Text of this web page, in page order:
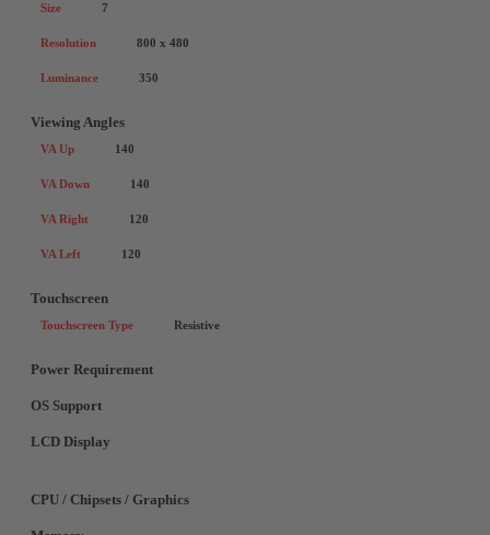
Size 7
Resolution 800 x 480
Luminance 350
Viewing Angles
VA Up 140
VA Down 140
VA Right 120
VA Left 120
Touchscreen
Touchscreen Type Resistive
Power Requirement
OS Support
LCD Display
CPU / Chipsets / Graphics